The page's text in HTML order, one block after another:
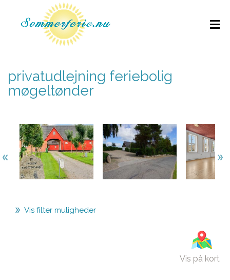
privatudlejning feriebolig
møgeltønder
Vis filter muligheder
Vis på kort